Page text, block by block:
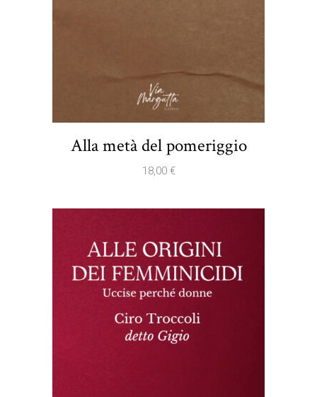
Alla metà del pomeriggio
18,00 €